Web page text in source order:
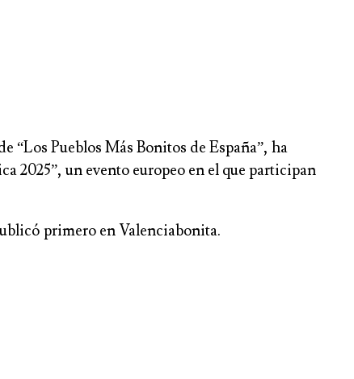
“Los Pueblos Más Bonitos de España”, ha
2025”, un evento europeo en el que participan
primero en Valenciabonita.